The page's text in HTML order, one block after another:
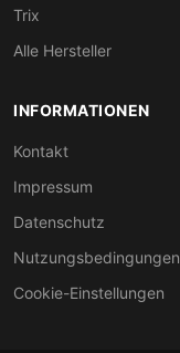
Trix
Alle Hersteller
INFORMATIONEN
Kontakt
Impressum
Datenschutz
Nutzungsbedingungen
Cookie-Einstellungen